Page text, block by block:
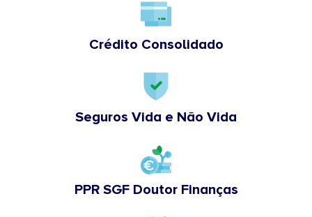
Crédito Consolidado
Seguros Vida e Não Vida
PPR SGF Doutor Finanças